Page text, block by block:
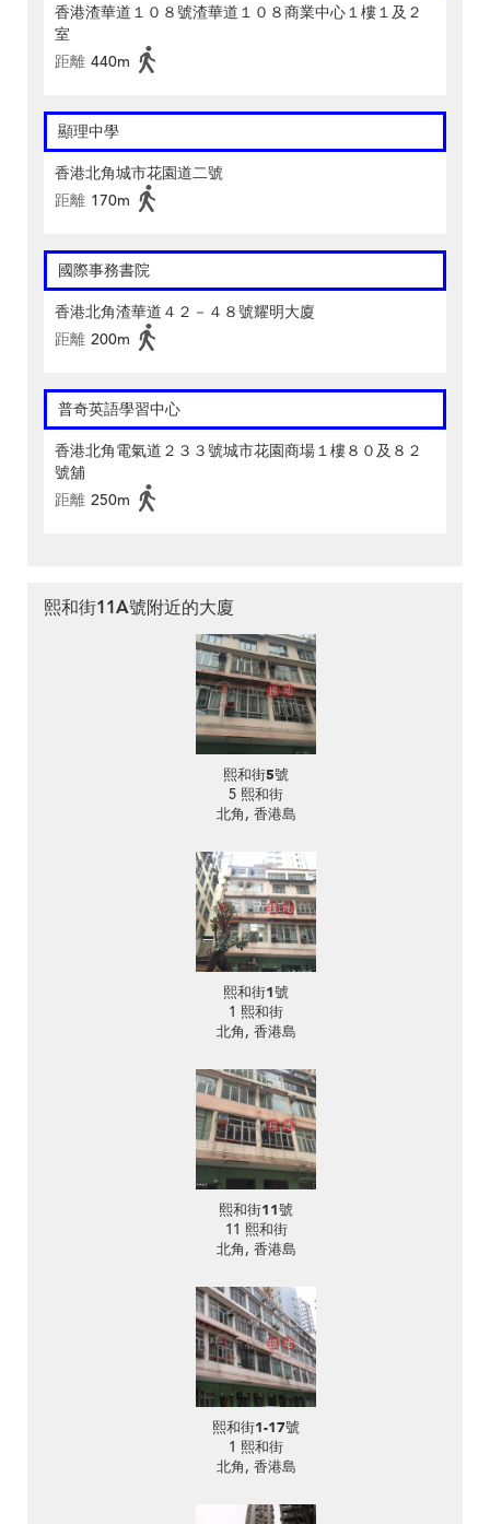
香港渣華道１０８號渣華道１０８商業中心１樓１及２
室
距離 440m
顯理中學
香港北角城市花園道二號
距離 170m
國際事務書院
香港北角渣華道４２－４８號耀明大廈
距離 200m
普奇英語學習中心
香港北角電氣道２３３號城市花園商場１樓８０及８２
號舖
距離 250m
熙和街11A號附近的大廈
熙和街5號
5 熙和街
北角, 香港島
熙和街1號
1 熙和街
北角, 香港島
熙和街11號
11 熙和街
北角, 香港島
熙和街1-17號
1 熙和街
北角, 香港島